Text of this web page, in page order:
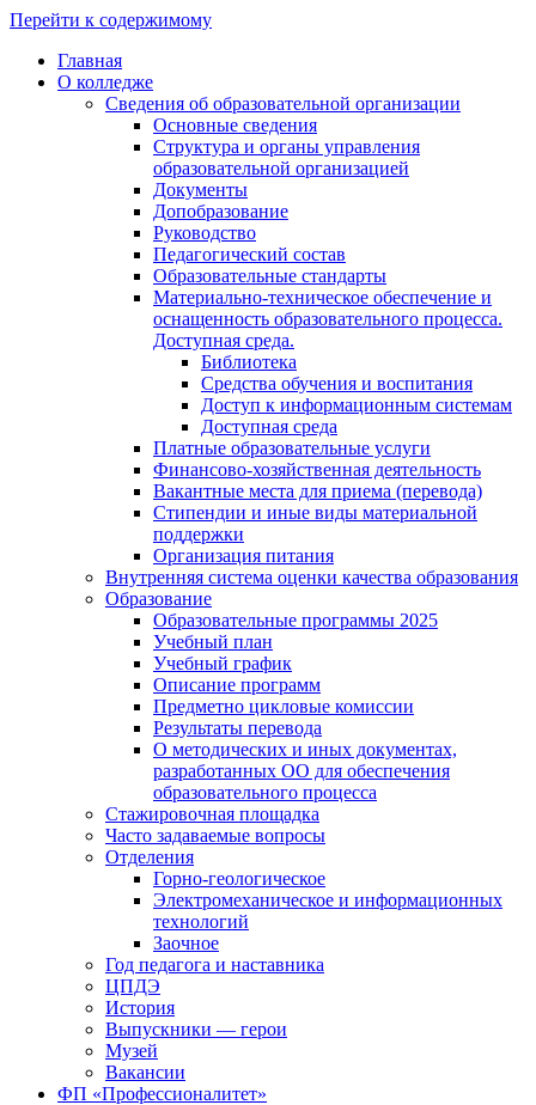
Перейти к содержимому
Главная
О колледже
Сведения об образовательной организации
Основные сведения
Структура и органы управления
образовательной организацией
Документы
Допобразование
Руководство
Педагогический состав
Образовательные стандарты
Материально-техническое обеспечение и
оснащенность образовательного процесса.
Доступная среда.
Библиотека
Средства обучения и воспитания
Доступ к информационным системам
Доступная среда
Платные образовательные услуги
Финансово-хозяйственная деятельность
Вакантные места для приема (перевода)
Стипендии и иные виды материальной
поддержки
Организация питания
Внутренняя система оценки качества образования
Образование
Образовательные программы 2025
Учебный план
Учебный график
Описание программ
Предметно цикловые комиссии
Результаты перевода
О методических и иных документах,
разработанных ОО для обеспечения
образовательного процесса
Стажировочная площадка
Часто задаваемые вопросы
Отделения
Горно-геологическое
Электромеханическое и информационных
технологий
Заочное
Год педагога и наставника
ЦПДЭ
История
Выпускники — герои
Музей
Вакансии
ФП «Профессионалитет»